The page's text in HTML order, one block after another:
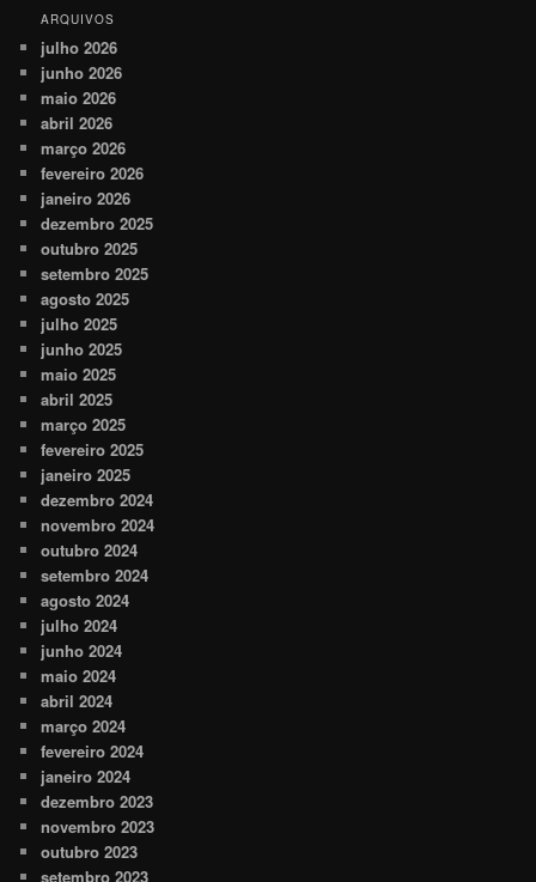
ARQUIVOS
julho 2026
junho 2026
maio 2026
abril 2026
março 2026
fevereiro 2026
janeiro 2026
dezembro 2025
outubro 2025
setembro 2025
agosto 2025
julho 2025
junho 2025
maio 2025
abril 2025
março 2025
fevereiro 2025
janeiro 2025
dezembro 2024
novembro 2024
outubro 2024
setembro 2024
agosto 2024
julho 2024
junho 2024
maio 2024
abril 2024
março 2024
fevereiro 2024
janeiro 2024
dezembro 2023
novembro 2023
outubro 2023
setembro 2023